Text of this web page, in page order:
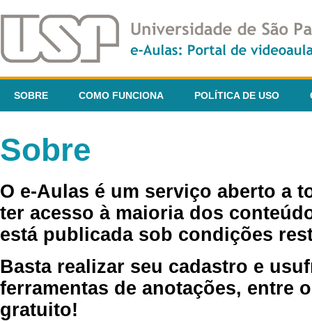
SOBRE COMO FUNCIONA POLÍTICA DE USO
Sobre
O e-Aulas é um serviço aberto a
ter acesso à maioria dos
está publicada sob condições
Basta realizar seu cadastro e
ferramentas de anotações, entre
gratuito!